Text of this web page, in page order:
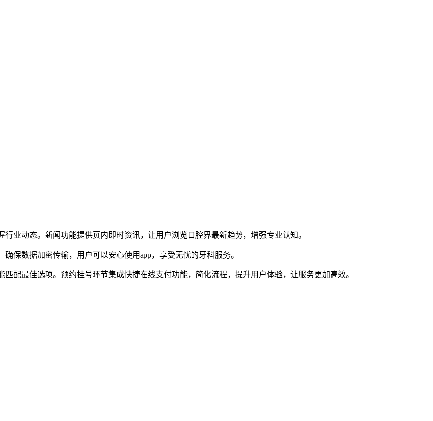
业动态。新闻功能提供页内即时资讯，让用户浏览口腔界最新趋势，增强专业认知。
保数据加密传输，用户可以安心使用app，享受无忧的牙科服务。
配最佳选项。预约挂号环节集成快捷在线支付功能，简化流程，提升用户体验，让服务更加高效。